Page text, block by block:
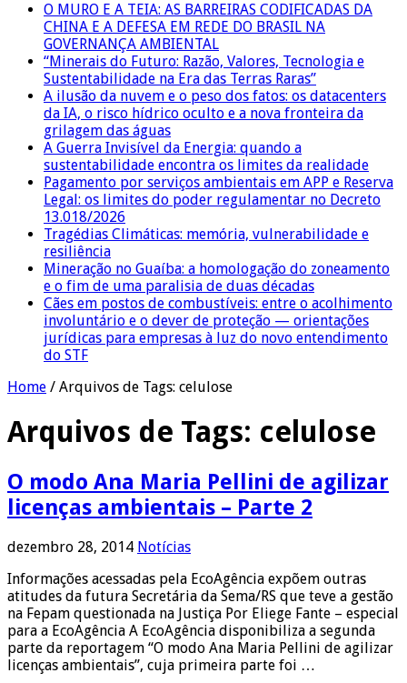
O MURO E A TEIA: AS BARREIRAS CODIFICADAS DA
CHINA E A DEFESA EM REDE DO BRASIL NA
GOVERNANÇA AMBIENTAL
“Minerais do Futuro: Razão, Valores, Tecnologia e
Sustentabilidade na Era das Terras Raras”
A ilusão da nuvem e o peso dos fatos: os datacenters
da IA, o risco hídrico oculto e a nova fronteira da
grilagem das águas
A Guerra Invisível da Energia: quando a
sustentabilidade encontra os limites da realidade
Pagamento por serviços ambientais em APP e Reserva
Legal: os limites do poder regulamentar no Decreto
13.018/2026
Tragédias Climáticas: memória, vulnerabilidade e
resiliência
Mineração no Guaíba: a homologação do zoneamento
e o fim de uma paralisia de duas décadas
Cães em postos de combustíveis: entre o acolhimento
involuntário e o dever de proteção — orientações
jurídicas para empresas à luz do novo entendimento
do STF
Home / Arquivos de Tags: celulose
Arquivos de Tags: celulose
O modo Ana Maria Pellini de agilizar
licenças ambientais – Parte 2
dezembro 28, 2014 Notícias
Informações acessadas pela EcoAgência expõem outras
atitudes da futura Secretária da Sema/RS que teve a gestão
na Fepam questionada na Justiça Por Eliege Fante – especial
para a EcoAgência A EcoAgência disponibiliza a segunda
parte da reportagem “O modo Ana Maria Pellini de agilizar
licenças ambientais”, cuja primeira parte foi …